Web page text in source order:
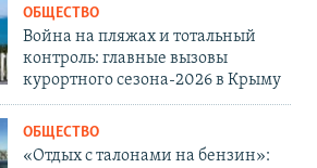
ОБЩЕСТВО
Война на пляжах и тотальный
контроль: главные вызовы
курортного сезона-2026 в Крыму
ОБЩЕСТВО
«Отдых с талонами на бензин»: